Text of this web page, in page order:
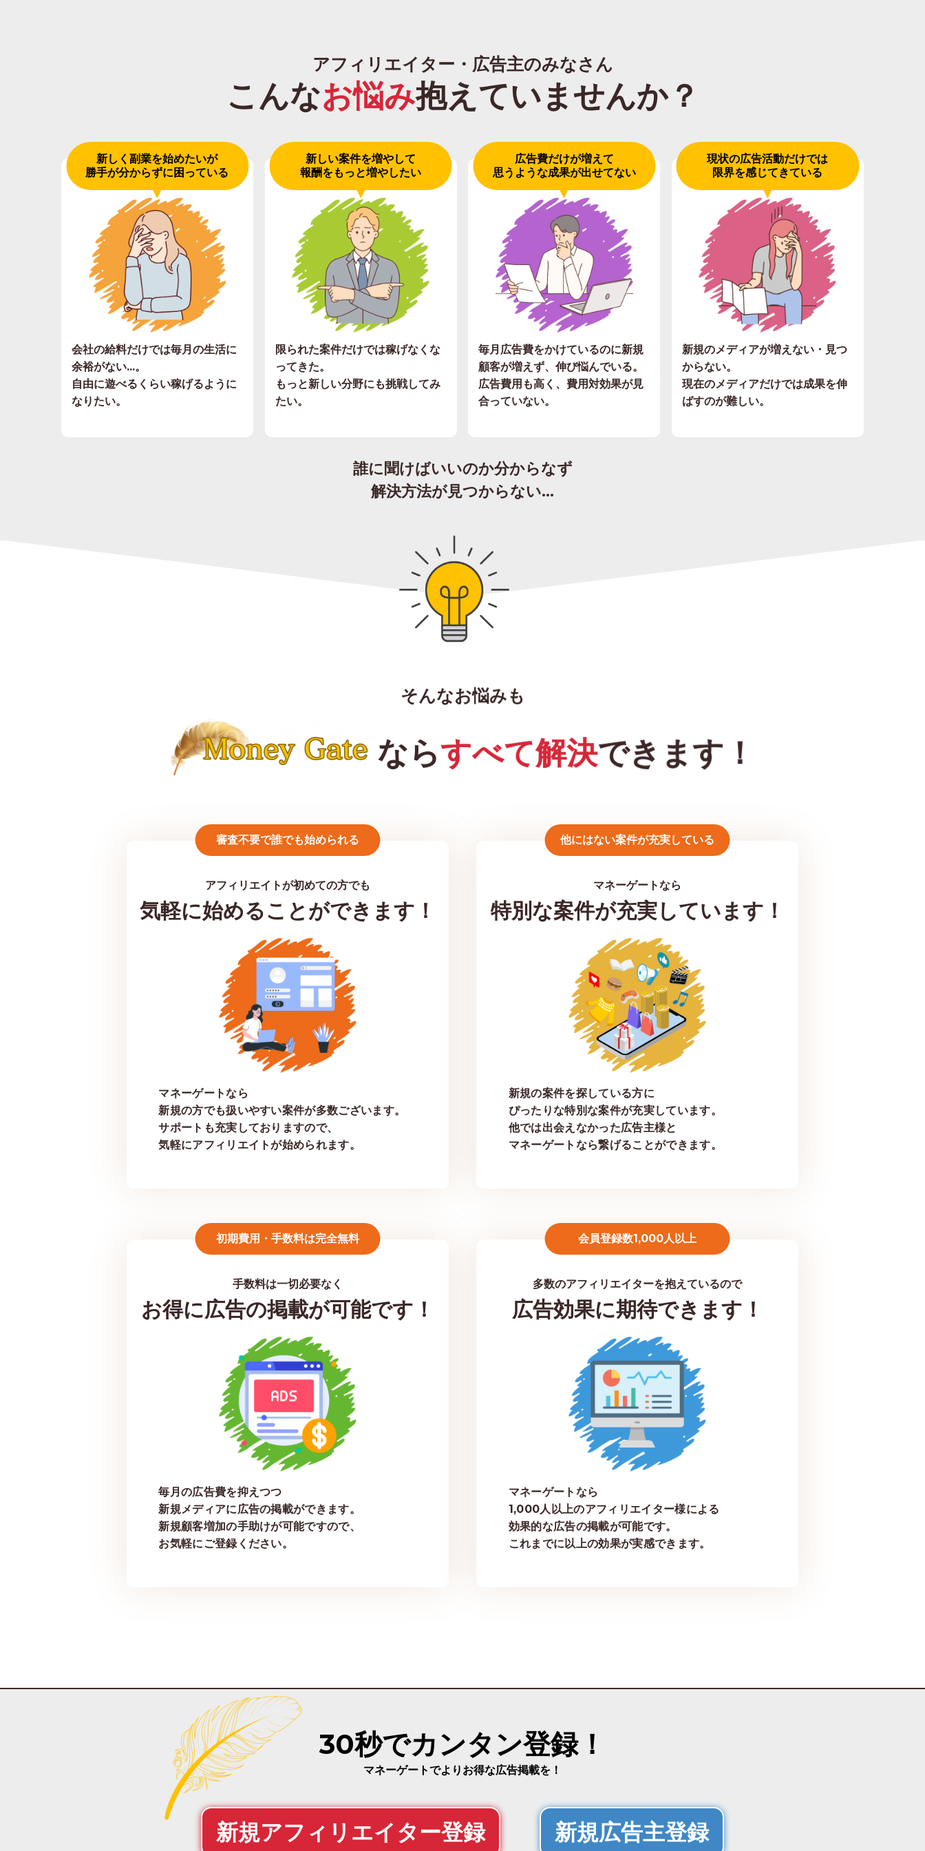
アフィリエイター・広告主のみなさん
こんなお悩み抱えていませんか？
新しく副業を始めたいが
勝手が分からずに困っている
会社の給料だけでは毎月の生活に
余裕がない...。
自由に遊べるくらい稼げるように
なりたい。
新しい案件を増やして
報酬をもっと増やしたい
限られた案件だけでは稼げなくな
ってきた。
もっと新しい分野にも挑戦してみ
たい。
広告費だけが増えて
思うような成果が出せてない
毎月広告費をかけているのに新規
顧客が増えず、伸び悩んでいる。
広告費用も高く、費用対効果が見
合っていない。
現状の広告活動だけでは
限界を感じてきている
新規のメディアが増えない・見つ
からない。
現在のメディアだけでは成果を伸
ばすのが難しい。
誰に聞けばいいのか分からなず
解決方法が見つからない...
そんなお悩みも
ならすべて解決できます！
審査不要で誰でも始められる
アフィリエイトが初めての方でも
気軽に始めることができます！
マネーゲートなら
新規の方でも扱いやすい案件が多数ございます。
サポートも充実しておりますので、
気軽にアフィリエイトが始められます。
他にはない案件が充実している
マネーゲートなら
特別な案件が充実しています！
新規の案件を探している方に
ぴったりな特別な案件が充実しています。
他では出会えなかった広告主様と
マネーゲートなら繋げることができます。
初期費用・手数料は完全無料
手数料は一切必要なく
お得に広告の掲載が可能です！
毎月の広告費を抑えつつ
新規メディアに広告の掲載ができます。
新規顧客増加の手助けが可能ですので、
お気軽にご登録ください。
会員登録数1,000人以上
多数のアフィリエイターを抱えているので
広告効果に期待できます！
マネーゲートなら
1,000人以上のアフィリエイター様による
効果的な広告の掲載が可能です。
これまでに以上の効果が実感できます。
30秒でカンタン登録！
マネーゲートでよりお得な広告掲載を！
新規アフィリエイター登録 新規広告主登録